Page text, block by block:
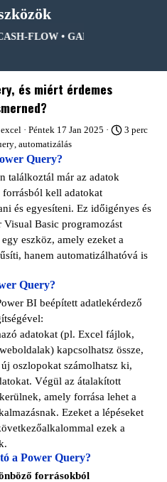
FLOW • GANTT DIAGRAM •
és miért érdemes
excel · Péntek 17 Jan 2025 ·
3 perc
, automatizálás
Query?
találkoztál már az adatok
kell adatokat
és egyesíteni. Ez időigényes és
Basic programozást
eszköz, amely ezeket a
hanem automatizálhatóvá is
Query?
BI beépített adatlekérdező
adatokat (pl. Excel fájlok,
kapcsolhatsz össze,
oszlopokat számolhatsz ki,
Végül az átalakított
amely forrása lehet a
Ezeket a lépéseket
ezek a
a Power Query?
forrásokból